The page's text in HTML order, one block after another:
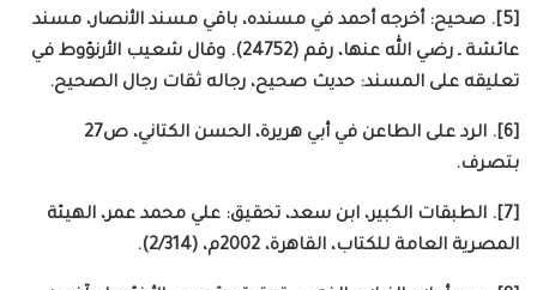
[5]. صحيح: أخرجه أحمد في مسنده، باقي مسند الأنصار، مسند
عائشة ـ رضي الله عنها، رقم (24752). وقال شعيب الأرنؤوط في
تعليقه على المسند: حديث صحيح، رجاله ثقات رجال الصحيح.
[6]. الرد على الطاعن في أبي هريرة، الحسن الكتاني، ص27
بتصرف.
[7]. الطبقات الكبير، ابن سعد، تحقيق: علي محمد عمر، الهيئة
المصرية العامة للكتاب، القاهرة، 2002م، (2/314).